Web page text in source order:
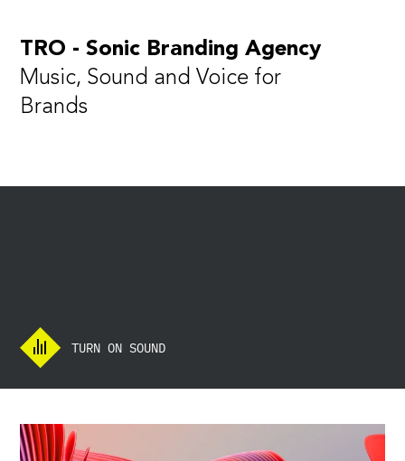
TRO - Sonic Branding Agency
Music, Sound and Voice for
Brands
TURN ON SOUND